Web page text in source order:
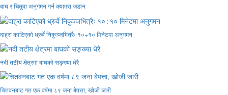
बाघ र चितुवा अनुगमन गर्न क्यामरा जडान
दाह्रा काटिएको ध्रुर्वे निकुञ्जभित्रैः १०÷१० मिनेटमा अनुगमन
नदी तटीय क्षेत्रमा बाघको सङ्ख्या धेरै
चितवनबाट गत एक वर्षमा ८९ जना बेपत्ता, खोजी जारी